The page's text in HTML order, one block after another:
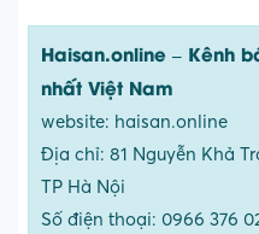
Haisan.online – Kênh
nhất Việt Nam
website: haisan.online
Địa chỉ: 81 Nguyễn Khả
TP Hà Nội
Số điện thoại: 0966 376